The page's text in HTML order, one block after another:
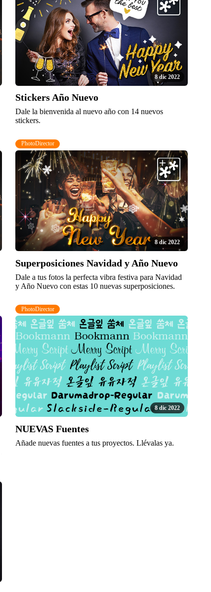
8 dic 2022
Stickers Año Nuevo
Dale la bienvenida al nuevo año con 14 nuevos
stickers.
PhotoDirector
8 dic 2022
Superposiciones Navidad y Año Nuevo
Dale a tus fotos la perfecta vibra festiva para Navidad
y Año Nuevo con estas 10 nuevas superposiciones.
PhotoDirector
8 dic 2022
NUEVAS Fuentes
Añade nuevas fuentes a tus proyectos. Llévalas ya.